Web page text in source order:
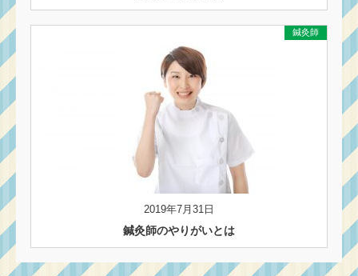
鍼灸師
2019年7月31日
鍼灸師のやりがいとは